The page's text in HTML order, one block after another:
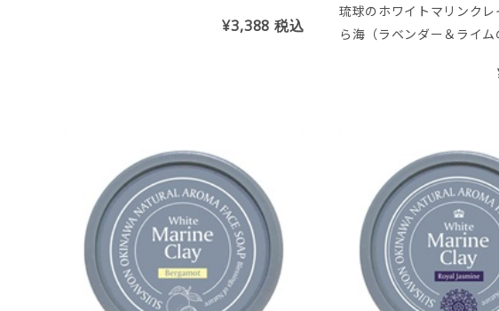
¥3,388税込
琉球のホワイトマリンク
ら海（ラベンダー＆ライム